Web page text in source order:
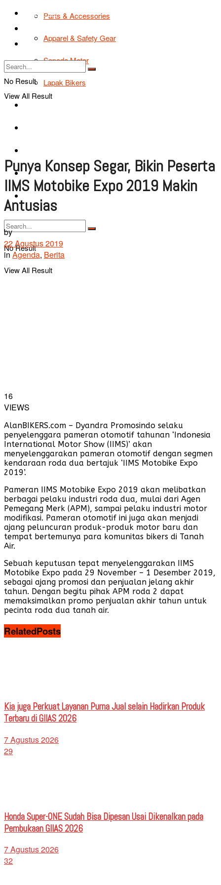
Parts & Accessories
Apparel & Safety Gear
Sepeda Motor
Lapak Bikers
Bikers Cars
No Result
View All Result
TIPS & TRIK
Tentang Kami
No Result
View All Result
Punya Konsep Segar, Bikin Peserta
IIMS Motobike Expo 2019 Makin
Antusias
by
22 Agustus 2019
in Agenda, Berita
16
VIEWS
AlanBIKERS.com – Dyandra Promosindo selaku
penyelenggara pameran otomotif tahunan ‘Indonesia
International Motor Show (IIMS)’ akan
menyelenggarakan pameran otomotif dengan segmen
kendaraan roda dua bertajuk ‘IIMS Motobike Expo
2019’.
Pameran IIMS Motobike Expo 2019 akan melibatkan
berbagai pelaku industri roda dua, mulai dari Agen
Pemegang Merk (APM), sampai pelaku industri motor
modifikasi. Pameran otomotif ini juga akan menjadi
ajang peluncuran produk-produk motor baru dan
tempat bertemunya para komunitas bikers di Tanah
Air.
Sebuah keputusan tepat menyelenggarakan IIMS
Motobike Expo pada 29 November – 1 Desember 2019,
sebagai ajang promosi dan penjualan jelang akhir
tahun. Dengan begitu pihak APM roda 2 dapat
memaksimalkan promo penjualan akhir tahun untuk
pecinta roda dua tanah air.
RelatedPosts
Kia juga Perkuat Layanan Purna Jual selain Hadirkan Produk
Terbaru di GIIAS 2026
7 Agustus 2026
29
Honda Super-ONE Sudah Bisa Dipesan Usai Dikenalkan pada
Pembukaan GIIAS 2026
7 Agustus 2026
32